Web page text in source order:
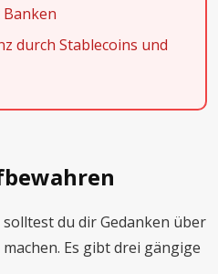
durch Stablecoins und
du dir Gedanken über
Es gibt drei gängige